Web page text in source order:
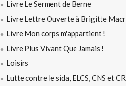
Livre Le Serment de Berne
Livre Lettre Ouverte à Brigitte
Livre Mon corps m'appartient !
Livre Plus Vivant Que Jamais !
Loisirs
Lutte contre le sida, ELCS, CNS et